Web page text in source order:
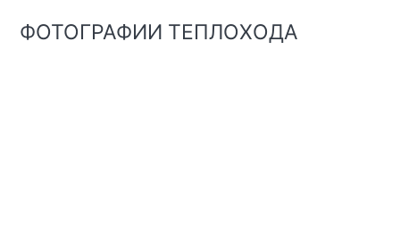
ФОТОГРАФИИ ТЕПЛОХОДА